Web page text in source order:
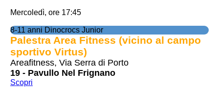
Mercoledì, ore 17:45
8-11 anni Dinocrocs Junior
Palestra Area Fitness (vicino al campo
sportivo Virtus)
Areafitness, Via Serra di Porto
19 - Pavullo Nel Frignano
Scopri